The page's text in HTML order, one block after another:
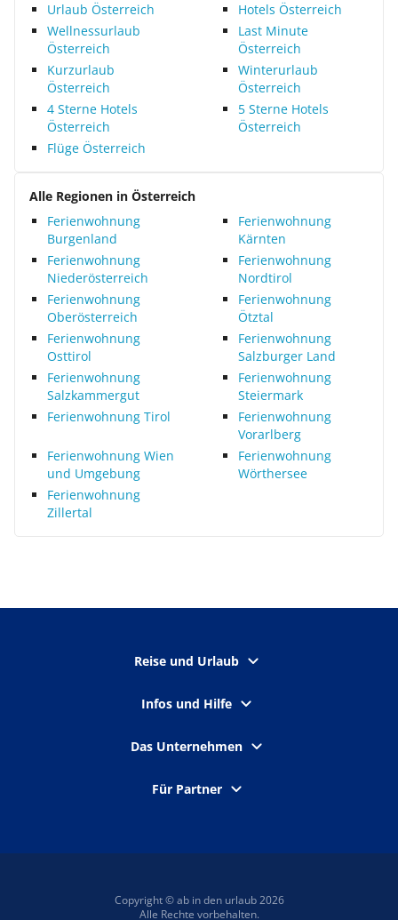
Urlaub Österreich
Hotels Österreich
Wellnessurlaub
Österreich
Last Minute
Österreich
Kurzurlaub
Österreich
Winterurlaub
Österreich
4 Sterne Hotels
Österreich
5 Sterne Hotels
Österreich
Flüge Österreich
Alle Regionen in Österreich
Ferienwohnung
Burgenland
Ferienwohnung
Kärnten
Ferienwohnung
Niederösterreich
Ferienwohnung
Nordtirol
Ferienwohnung
Oberösterreich
Ferienwohnung
Ötztal
Ferienwohnung
Osttirol
Ferienwohnung
Salzburger Land
Ferienwohnung
Salzkammergut
Ferienwohnung
Steiermark
Ferienwohnung Tirol
Ferienwohnung
Vorarlberg
Ferienwohnung Wien
und Umgebung
Ferienwohnung
Wörthersee
Ferienwohnung
Zillertal
Reise und Urlaub
Infos und Hilfe
Das Unternehmen
Für Partner
Copyright © ab in den urlaub 2026
Alle Rechte vorbehalten.